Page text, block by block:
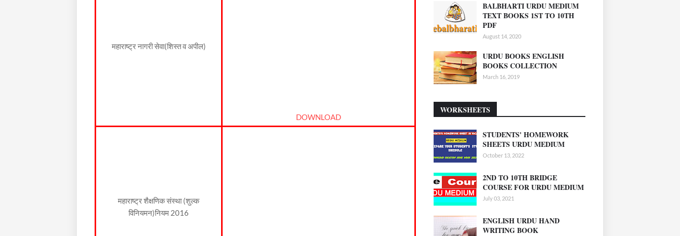
महाराष्ट्र नागरी सेवा(शिस्त व अपील)
DOWNLOAD
महाराष्ट्र शैक्षणिक संस्था (शुल्क
विनियमन)नियम 2016
BALBHARTI URDU MEDIUM
TEXT BOOKS 1ST TO 10TH
PDF
August 14, 2020
URDU BOOKS ENGLISH
BOOKS COLLECTION
March 16, 2019
WORKSHEETS
STUDENTS' HOMEWORK
SHEETS URDU MEDIUM
October 13, 2022
2ND TO 10TH BRIDGE
COURSE FOR URDU MEDIUM
July 03, 2021
ENGLISH URDU HAND
WRITING BOOK